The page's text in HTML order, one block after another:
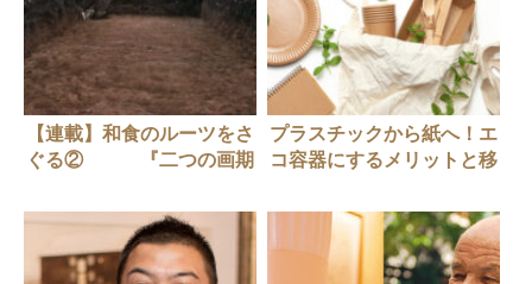
【連載】和食のルーツをさ
ぐる② 『二つの画期
プラスチックから紙へ！エ
コ容器にするメリットと移